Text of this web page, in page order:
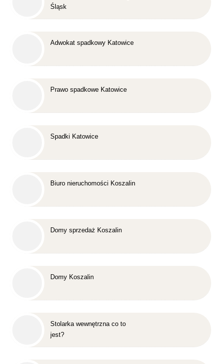
Śląsk
Adwokat spadkowy Katowice
Prawo spadkowe Katowice
Spadki Katowice
Biuro nieruchomości Koszalin
Domy sprzedaż Koszalin
Domy Koszalin
Stolarka wewnętrzna co to
jest?